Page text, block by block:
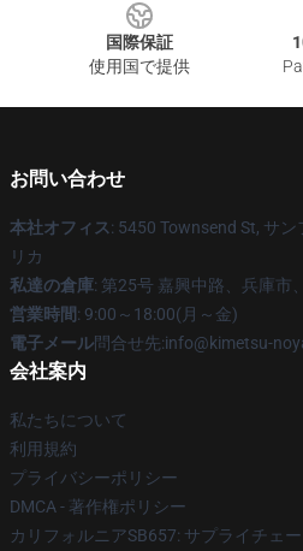
国際保証
使用国で提供
お問い合わせ
本社オフィス: 5450 Townsend St, サ
リカ
私達の倉庫: 第25号 嘉興中路、兵庫市
営業時間: 9:00～18:00(月～金)
電子メール問合せ先:info@kimetsu-
会社案内
私たちについて
利用規約
プライバシーポリシー
DMCA - 著作権ポリシー
カリフォルニアSB657: サプライチェ